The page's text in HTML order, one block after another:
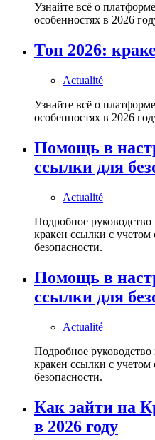
Узнайте всё о
особенностях в 2026
Топ 2026:
Actualité
Узнайте всё о
особенностях в 2026
Помощь в
ссылки для
Actualité
Подробное
кракен ссылки с
безопасности.
Помощь в
ссылки для
Actualité
Подробное
кракен ссылки с
безопасности.
Как зайти на
в 2026 году